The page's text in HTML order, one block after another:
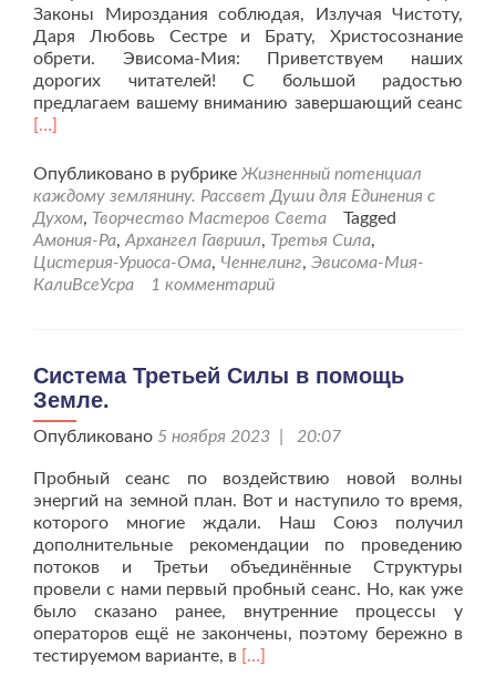
Законы Мироздания соблюдая, Излучая Чистоту,
Даря Любовь Сестре и Брату, Христосознание
обрети. Эвисома-Мия: Приветствуем наших
дорогих читателей! С большой радостью
предлагаем вашему вниманию завершающий сеанс
[…]
Опубликовано в рубрике Жизненный потенциал
каждому землянину. Рассвет Души для Единения с
Духом, Творчество Мастеров Света
Tagged
Амония-Ра,Архангел Гавриил, Третья Сила,
Цистерия-Уриоса-Ома, Ченнелинг, Эвисома-Мия-
КалиВсеУсра
1 комментарий
Система Третьей Силы в помощь
Земле.
Опубликовано 5 ноября 2023 | 20:07
Пробный сеанс по воздействию новой волны
энергий на земной план. Вот и наступило то время,
которого многие ждали. Наш Союз получил
дополнительные рекомендации по проведению
потоков и Третьи объединённые Структуры
провели с нами первый пробный сеанс. Но, как уже
было сказано ранее, внутренние процессы у
операторов ещё не закончены, поэтому бережно в
тестируемом варианте, в Читать
[…]